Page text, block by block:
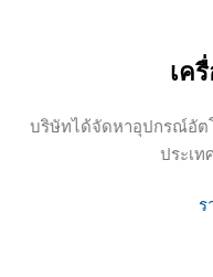
เค
บริษัทได้จัดหาอุปกรณ์อั
ประเท
ร